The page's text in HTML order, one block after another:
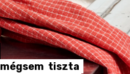
mégsem tiszta